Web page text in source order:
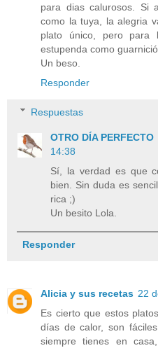
para dias calurosos. Si
como la tuya, la alegria
plato único, pero para
estupenda como
Un beso.
Responder
Respuestas
OTRO DÍA PERFECTO
14:38
Sí, la verdad es que
bien. Sin duda es
rica ;)
Un besito Lola.
Responder
Alicia y sus recetas 22
Es cierto que estos
días de calor, son
siempre tienes en